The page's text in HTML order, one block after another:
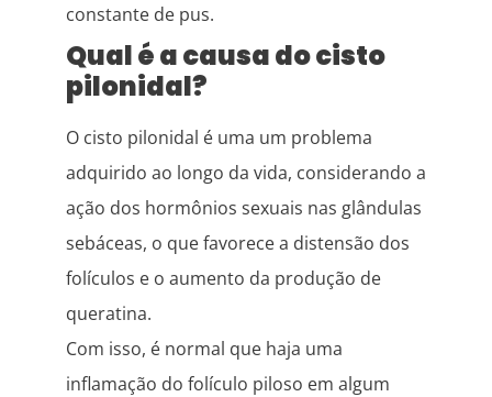
constante de pus.
Qual é a causa do cisto
pilonidal?
O cisto pilonidal é uma um problema
adquirido ao longo da vida, considerando a
ação dos hormônios sexuais nas glândulas
sebáceas, o que favorece a distensão dos
folículos e o aumento da produção de
queratina.
Com isso, é normal que haja uma
inflamação do folículo piloso em algum